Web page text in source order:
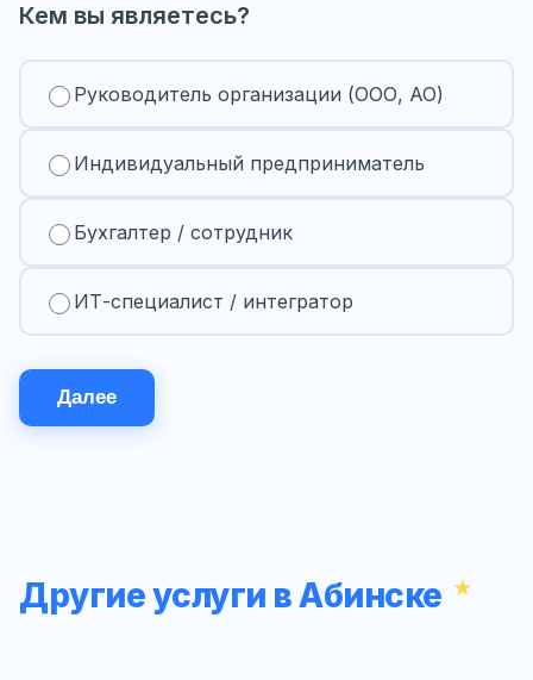
Кем вы являетесь?
Руководитель организации (ООО, АО)
Индивидуальный предприниматель
Бухгалтер / сотрудник
ИТ-специалист / интегратор
Далее
Другие услуги в Абинске